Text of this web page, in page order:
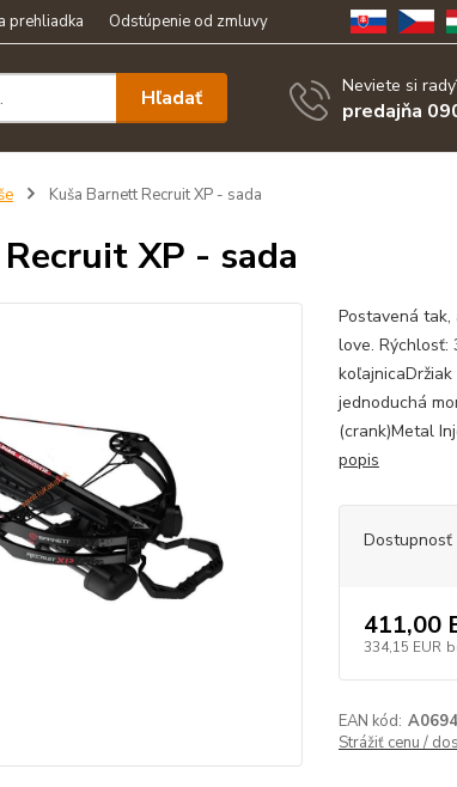
prehliadka Odstúpenie od zmluvy
Hľadať Neviete si
predajňa
Kuša Barnett Recruit XP - sada
XP - sada
Postavená
love. Rýchlosť:
jednoduchá
(crank)Metal
popis
Dostupnosť
411,00
334,15 EUR
EAN kód:
Strážiť cenu /